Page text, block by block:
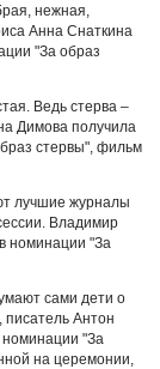
нежная,
Анна Снаткина
"За образ
Ведь стерва –
Димова получила
стервы", фильм
лучшие журналы
Владимир
номинации "За
сами дети о
Антон
номинации "За
на церемонии,